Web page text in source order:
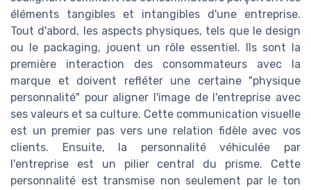
éléments tangibles et intangibles d'une entreprise.
Tout d'abord, les aspects physiques, tels que le design
ou le packaging, jouent un rôle essentiel. Ils sont la
première interaction des consommateurs avec la
marque et doivent refléter une certaine "physique
personnalité" pour aligner l'image de l'entreprise avec
ses valeurs et sa culture. Cette communication visuelle
est un premier pas vers une relation fidèle avec vos
clients. Ensuite, la personnalité véhiculée par
l'entreprise est un pilier central du prisme. Cette
personnalité est transmise non seulement par le ton